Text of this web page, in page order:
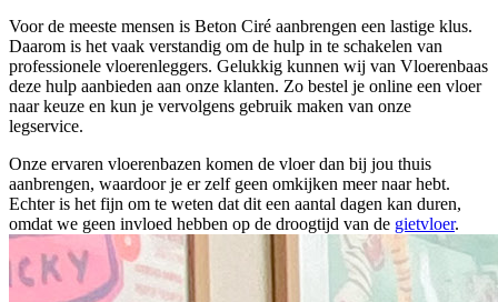
Voor de meeste mensen is Beton Ciré aanbrengen een lastige klus.
Daarom is het vaak verstandig om de hulp in te schakelen van
professionele vloerenleggers. Gelukkig kunnen wij van Vloerenbaas
deze hulp aanbieden aan onze klanten. Zo bestel je online een vloer
naar keuze en kun je vervolgens gebruik maken van onze
legservice.
Onze ervaren vloerenbazen komen de vloer dan bij jou thuis
aanbrengen, waardoor je er zelf geen omkijken meer naar hebt.
Echter is het fijn om te weten dat dit een aantal dagen kan duren,
omdat we geen invloed hebben op de droogtijd van de gietvloer.